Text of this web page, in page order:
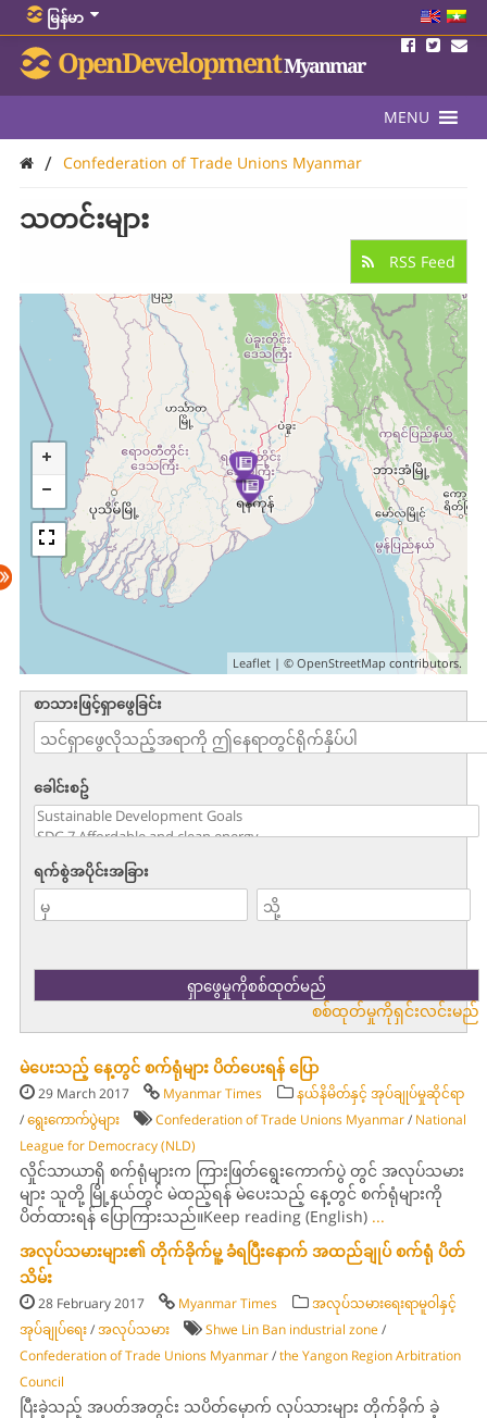
မြန်မာ
OpenDevelopmentMyanmar
MENU
/ Confederation of Trade Unions Myanmar
သတင်းများ
RSS Feed
Leaflet | ©OpenStreetMap contributors.
စာသားဖြင့်ရှာဖွေခြင်း
ခေါင်းစဥ်
ရက်စွဲအပိုင်းအခြား
စစ်ထုတ်မှုကိုရှင်းလင်းမည်
မဲပေးသည့် နေ့တွင် စက်ရုံများ ပိတ်ပေးရန် ပြော
29 March 2017 Myanmar Times
နယ်နိမိတ်နှင့် အုပ်ချုပ်မှုဆိုင်ရာ
/ရွေးကောက်ပွဲများ Confederation of Trade Unions Myanmar/ National
League for Democracy (NLD)
လှိုင်သာယာရှိ စက်ရုံများက ကြားဖြတ်ရွေးကောက်ပွဲ တွင် အလုပ်သမား
များ သူတို့ မြို့နယ်တွင် မဲထည့်ရန် မဲပေးသည့် နေ့တွင် စက်ရုံများကို
ပိတ်ထားရန် ပြောကြားသည်။Keep reading (English) ...
အလုပ်သမားများ၏ တိုက်ခိုက်မူ့ ခံရပြီးနောက် အထည်ချုပ် စက်ရုံ ပိတ်
သိမ်း
28 February 2017 Myanmar Times
အလုပ်သမားရေးရာမူဝါနှင့်
အုပ်ချုပ်ရေး/အလုပ်သမား Shwe Lin Ban industrial zone/
Confederation of Trade Unions Myanmar/the Yangon Region Arbitration
Council
ပြီးခဲ့သည့် အပတ်အတွင်း သပိတ်မှောက် လုပ်သားများ တိုက်ခိုက် ခဲ့